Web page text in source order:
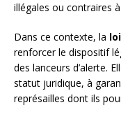
illégales ou contraires à
Dans ce contexte, la
renforcer le dispositif
des lanceurs d’alerte.
statut juridique, à
représailles dont ils